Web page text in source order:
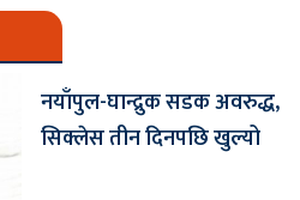
नयाँपुल-घान्द्रुक सडक अवरुद्ध,
सिक्लेस तीन दिनपछि खुल्यो